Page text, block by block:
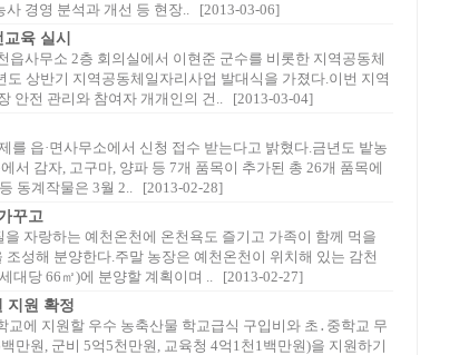
사 경영 분석과 개선 등 현장.. [2013-03-06]
육 실시
읍사무소 2층 회의실에서 이현준 군수를 비롯한 지역공동체
상반기 지역공동체일자리사업 발대식을 가졌다.이번 지역
안전 관리와 참여자 개개인의 건.. [2013-03-04]
를 읍·면사무소에서 신청 접수 받는다고 밝혔다.금년도 밭농
서 감자, 고구마, 양파 등 7개 품목이 추가된 총 26개 품목에
동계작물은 3월 2.. [2013-02-28]
꾸고
자랑하는 예천온천에 온천욕도 즐기고 가족이 함께 먹을
성해 분양한다.주말 농장은 예천온천이 위치해 있는 감천
대당 66㎡)에 분양할 계획이며 .. [2013-02-27]
지원 확정
교에 지원할 우수 농축산물 학교급식 구입비와 초․중학교 무
만원, 군비 5억5천만원, 교육청 4억1천1백만원)을 지원하기